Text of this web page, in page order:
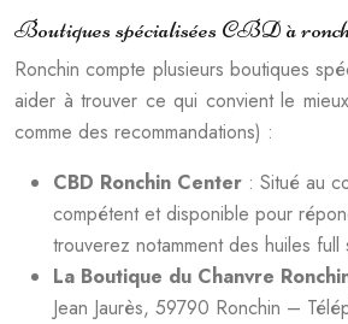
Boutiques spécialisées CBD à
Ronchin compte plusieurs boutiques
aider à trouver ce qui convient le
comme des recommandations) :
CBD Ronchin Center : Situé au
compétent et disponible pour
trouverez notamment des huiles
La Boutique du Chanvre
Jean Jaurès, 59790 Ronchin –